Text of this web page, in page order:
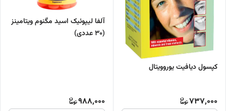
کپسول دیافیت یوروویتال
737,000
آلفا لیپوئیک اسید مگنوم ویتامینز
(30 عددی)
988,000